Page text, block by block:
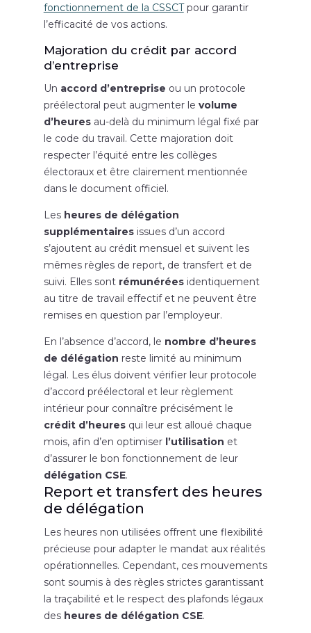
fonctionnement de la CSSCTpour garantir
l’efficacité de vos actions.
Majoration du crédit par accord
d’entreprise
Un accord d’entreprise ou un protocole
préélectoral peut augmenter le volume
d’heuresau-delà du minimum légal fixé par
le code du travail. Cette majoration doit
respecter l’équité entre les collèges
électoraux et être clairement mentionnée
dans le document officiel.
Les heures de délégation
supplémentairesissues d’un accord
s’ajoutent au crédit mensuel et suivent les
mêmes règles de report, de transfert et de
suivi. Elles sont rémunéréesidentiquement
au titre de travail effectif et ne peuvent être
remises en question par l’employeur.
En l’absence d’accord, le nombre d’heures
de délégation reste limité au minimum
légal. Les élus doivent vérifier leur protocole
d’accord préélectoral et leur règlement
intérieur pour connaître précisément le
crédit d’heuresqui leur est alloué chaque
mois, afin d’en optimiser l’utilisation et
d’assurer le bon fonctionnement de leur
délégation CSE.
Report et transfert des heures
de délégation
Les heures non utilisées offrent une flexibilité
précieuse pour adapter le mandat aux réalités
opérationnelles. Cependant, ces mouvements
sont soumis à des règles strictes garantissant
la traçabilité et le respect des plafonds légaux
des heures de délégation CSE.